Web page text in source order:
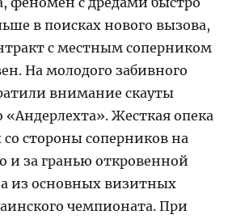
в поисках нового вызова,
с местным соперником
На молодого забивного
внимание скауты
«Андерлехта». Жесткая опека
стороны соперников на
и за гранью откровенной
из основных визитных
чемпионата. При